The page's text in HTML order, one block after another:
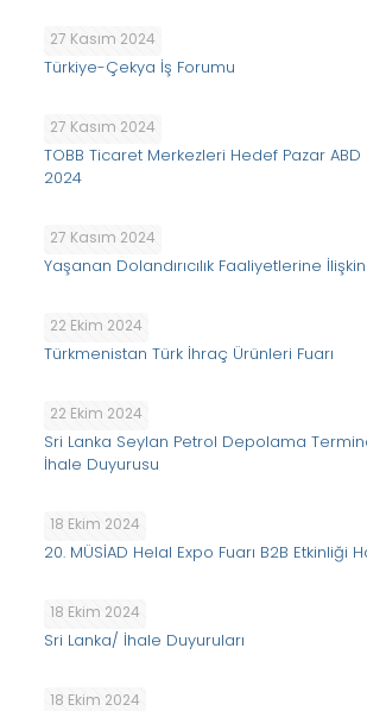
27 Kasım 2024
Türkiye-Çekya İş Forumu
27 Kasım 2024
TOBB Ticaret Merkezleri Hedef Pazar ABD
2024
27 Kasım 2024
Yaşanan Dolandırıcılık Faaliyetlerine
22 Ekim 2024
Türkmenistan Türk İhraç Ürünleri Fuarı
22 Ekim 2024
Sri Lanka Seylan Petrol Depolama
İhale Duyurusu
18 Ekim 2024
20. MÜSİAD Helal Expo Fuarı B2B Etkinliği
18 Ekim 2024
Sri Lanka/ İhale Duyuruları
18 Ekim 2024